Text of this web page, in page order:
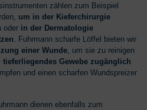
zählen zum Beispiel
um in der Kieferchirurgie
oder in der Dermatologie
. Fuhrmann scharfe Löffel bieten wir
einer Wunde, um sie zu reinigen
tieferliegendes Gewebe zugänglich
und einen scharfen Wundspreizer
dienen ebenfalls zum